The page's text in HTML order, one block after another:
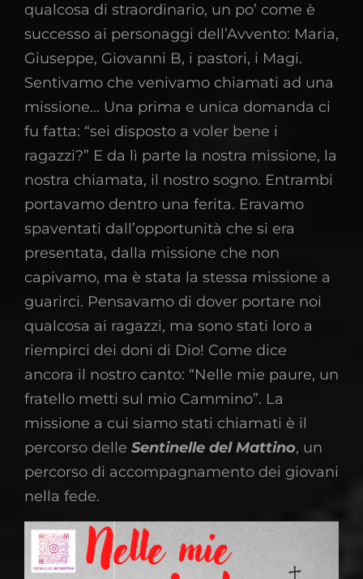
qualcosa di straordinario, un po’ come è
successo ai personaggi dell’Avvento: Maria,
Giuseppe, Giovanni B, i pastori, i Magi.
Sentivamo che venivamo chiamati ad una
missione… Una prima e unica domanda ci
fu fatta: “sei disposto a voler bene i
ragazzi?” E da lì parte la nostra missione, la
nostra chiamata, il nostro sogno. Entrambi
portavamo dentro una ferita. Eravamo
spaventati dall’opportunità che si era
presentata, dalla missione che non
capivamo, ma è stata la stessa missione a
guarirci. Pensavamo di dover portare noi
qualcosa ai ragazzi, ma sono stati loro a
riempirci dei doni di Dio! Come dice
ancora il nostro canto: “Nelle mie paure, un
fratello metti sul mio Cammino”. La
missione a cui siamo stati chiamati è il
percorso delle Sentinelle del Mattino, un
percorso di accompagnamento dei giovani
nella fede.